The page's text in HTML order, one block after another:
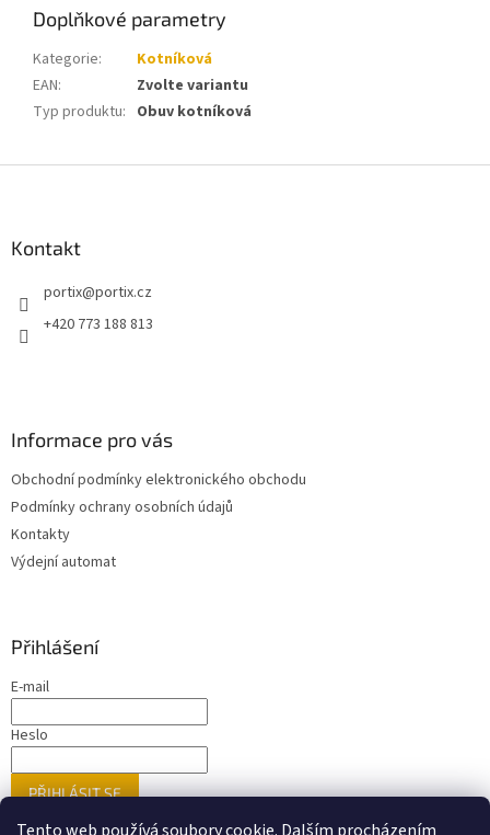
Doplňkové parametry
Kategorie:
Kotníková
EAN:
Zvolte variantu
Typ produktu: Obuv kotníková
Kontakt
portix@portix.cz
+420 773 188 813
Informace pro vás
Obchodní podmínky elektronického obchodu
Podmínky ochrany osobních údajů
Kontakty
Výdejní automat
Přihlášení
E-mail
Heslo
PŘIHLÁSIT SE
Nová registraceZapomenuté heslo